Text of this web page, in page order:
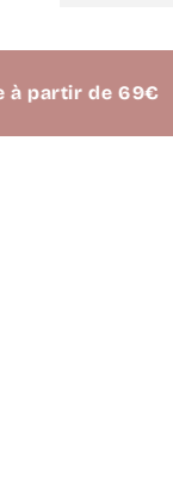
de 69€